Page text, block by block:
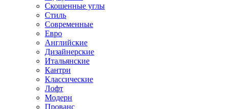
Скошенные углы
Стиль
Современные
Евро
Английские
Дизайнерские
Итальянские
Кантри
Классические
Лофт
Модерн
Прованс